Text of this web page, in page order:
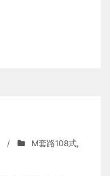
/ M套路108式,